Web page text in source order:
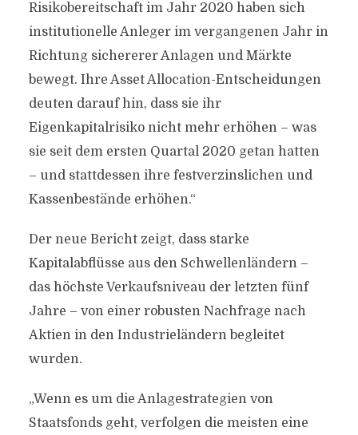
Risikobereitschaft im Jahr 2020 haben sich
institutionelle Anleger im vergangenen Jahr in
Richtung sichererer Anlagen und Märkte
bewegt. Ihre Asset Allocation-Entscheidungen
deuten darauf hin, dass sie ihr
Eigenkapitalrisiko nicht mehr erhöhen – was
sie seit dem ersten Quartal 2020 getan hatten
– und stattdessen ihre festverzinslichen und
Kassenbestände erhöhen.“
Der neue Bericht zeigt, dass starke
Kapitalabflüsse aus den Schwellenländern –
das höchste Verkaufsniveau der letzten fünf
Jahre – von einer robusten Nachfrage nach
Aktien in den Industrieländern begleitet
wurden.
„Wenn es um die Anlagestrategien von
Staatsfonds geht, verfolgen die meisten eine